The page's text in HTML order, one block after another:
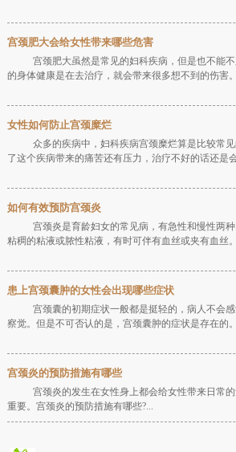
宫颈肥大会给女性带来哪些危害
宫颈肥大虽然是常见的妇科疾病，但是也不能
的身体健康是在去治疗，就会带来很多想不到的伤害
女性如何防止宫颈糜烂
众多的疾病中，妇科疾病宫颈糜烂算是比较常
了这个疾病带来的痛苦还有压力，治疗不好的话还是
如何有效预防宫颈炎
宫颈炎是育龄妇女的常见病，有急性和慢性两
粘稠的粘液或脓性粘液，有时可伴有血丝或夹有血丝
患上宫颈囊肿的女性会出现哪些症状
宫颈囊的初期症状一般都是挺轻的，病人不会
察觉。但是不可否认的是，宫颈囊肿的症状是存在的
宫颈炎的预防措施有哪些
宫颈炎的发生在女性身上都会给女性带来日常
重要。宫颈炎的预防措施有哪些?...